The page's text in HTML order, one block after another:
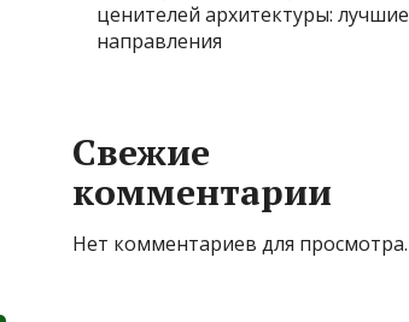
ценителей архитектуры: лучшие
направления
Свежие
комментарии
Нет комментариев для просмотра.